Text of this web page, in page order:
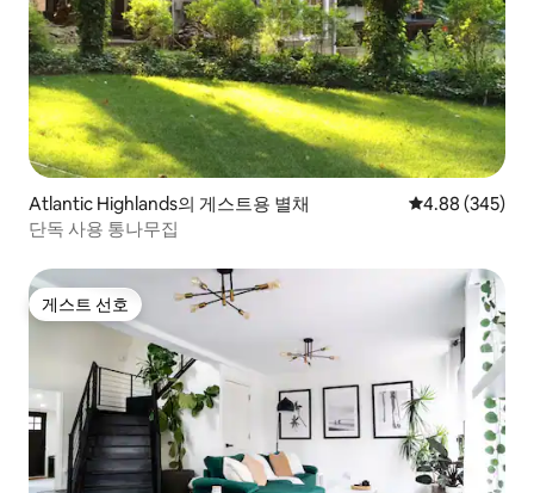
Atlantic Highlands의 게스트용 별채 평점 4.88점(5
4.88 (345)
단독 사용 통나무집
게스트 선호
게스트 선호